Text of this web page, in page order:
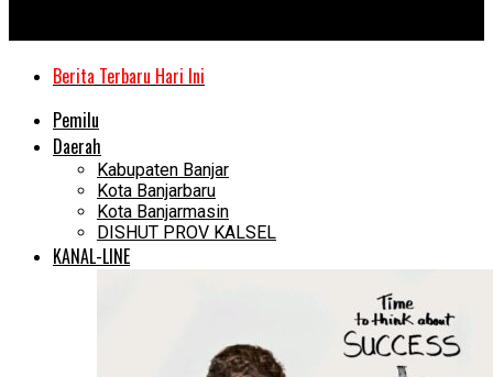
Berita Terbaru Hari Ini
Pemilu
Daerah
Kabupaten Banjar
Kota Banjarbaru
Kota Banjarmasin
DISHUT PROV KALSEL
KANAL-LINE